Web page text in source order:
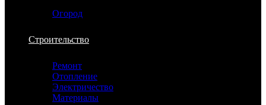
Огород
Строительство
Ремонт
Отопление
Электричество
Материалы